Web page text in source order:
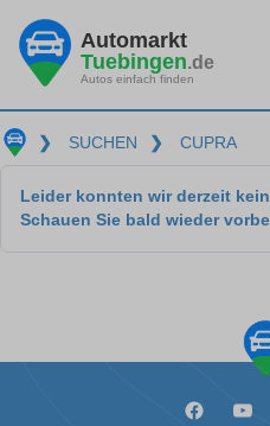
Automarkt
Tuebingen.de
Autos einfach finden
❯ SUCHEN ❯ CUPRA
Leider konnten wir derzeit
Schauen Sie bald wieder